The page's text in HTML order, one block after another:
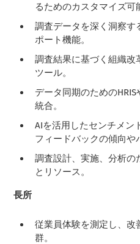
るためのカスタマイズ可
調査データを深く洞察す
ポート機能。
調査結果に基づく組織改
ツール。
データ同期のための
統合。
AIを活用したセンチメン
フィードバックの傾向や
調査設計、実施、分析の
とリソース。
長所
従業員体験を測定し、改
群。